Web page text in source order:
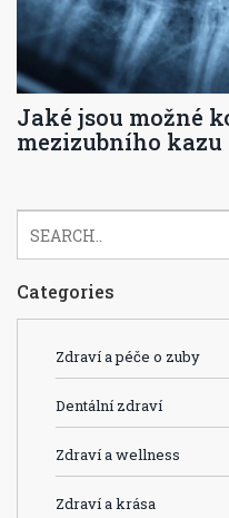
Jaké jsou možné
mezizubního kazu
Categories
Zdraví a péče o zuby
Dentální zdraví
Zdraví a wellness
Zdraví a krása